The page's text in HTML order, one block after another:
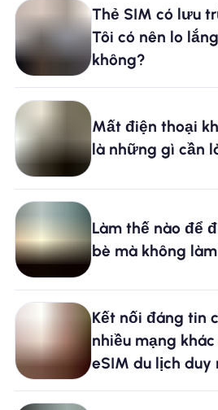
Thẻ SIM có lưu
Tôi có nên lo
không?
Mất điện thoại
là những gì cần
Làm thế nào để
bè mà không
Kết nối đáng tin
nhiều mạng
eSIM du lịch duy